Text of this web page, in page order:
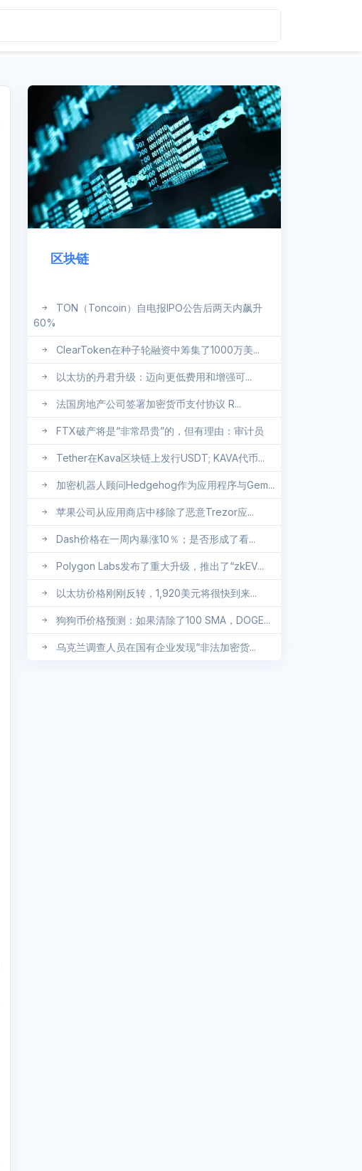
区块链
TON（Toncoin）自电报IPO公告后两天内飙升
60%
ClearToken在种子轮融资中筹集了1000万美...
以太坊的丹君升级：迈向更低费用和增强可...
法国房地产公司签署加密货币支付协议 R...
FTX破产将是“非常昂贵”的，但有理由：审计员
Tether在Kava区块链上发行USDT; KAVA代币...
加密机器人顾问Hedgehog作为应用程序与Gem...
苹果公司从应用商店中移除了恶意Trezor应...
Dash价格在一周内暴涨10％；是否形成了看...
Polygon Labs发布了重大升级，推出了“zkEV...
以太坊价格刚刚反转，1,920美元将很快到来...
狗狗币价格预测：如果清除了100 SMA，DOGE...
乌克兰调查人员在国有企业发现“非法加密货...